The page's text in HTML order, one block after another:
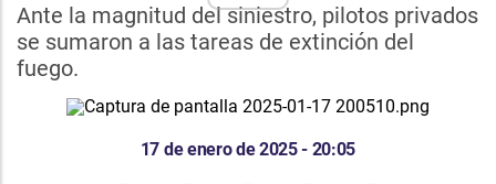
Ante la magnitud del siniestro, pilotos privados
se sumaron a las tareas de extinción del
fuego.
17 de enero de 2025 - 20:05